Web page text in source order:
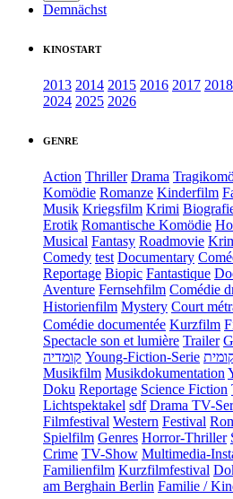
Demnächst
KINOSTART
2013 2014 2015 2016 2017 2018
2024 2025 2026
GENRE
Action Thriller Drama
Komödie Romanze Kinderfilm
Musik Kriegsfilm Krimi
Erotik Romantische Komödie
Musical Fantasy Roadmovie
Comedy test Documentary
Reportage Biopic Fantastique
Aventure Fernsehfilm Comédie
Historienfilm Mystery Court
Comédie documentée Kurzfilm
Spectacle son et lumière Trailer
קומדיה Young-Fiction-Serie
Musikfilm Musikdokumentation
Doku Reportage Science Fiction
Lichtspektakel sdf Drama TV-
Filmfestival Western Festival
Spielfilm Genres Horror-Thriller
Crime TV-Show Multimedia-
Familienfilm Kurzfilmfestival
am Berghain Berlin Familie /